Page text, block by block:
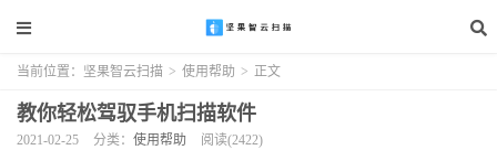
当前位置： 坚果智云扫描 > 使用帮助 > 正文
教你轻松驾驭手机扫描软件
2021-02-25 分类： 使用帮助 阅读(2422)